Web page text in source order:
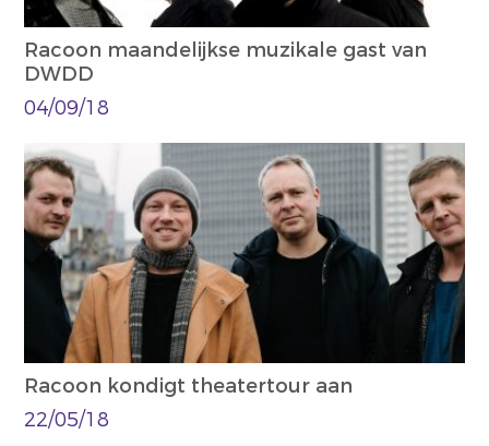
Racoon maandelijkse muzikale gast van
DWDD
04/09/18
Racoon kondigt theatertour aan
22/05/18